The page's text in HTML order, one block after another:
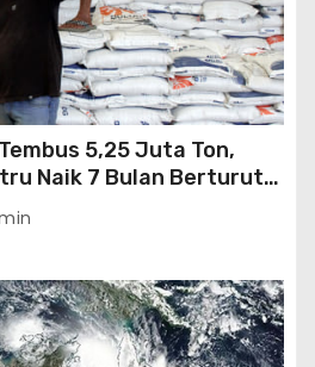
5,25 Juta Ton,
Naik 7 Bulan Berturut-